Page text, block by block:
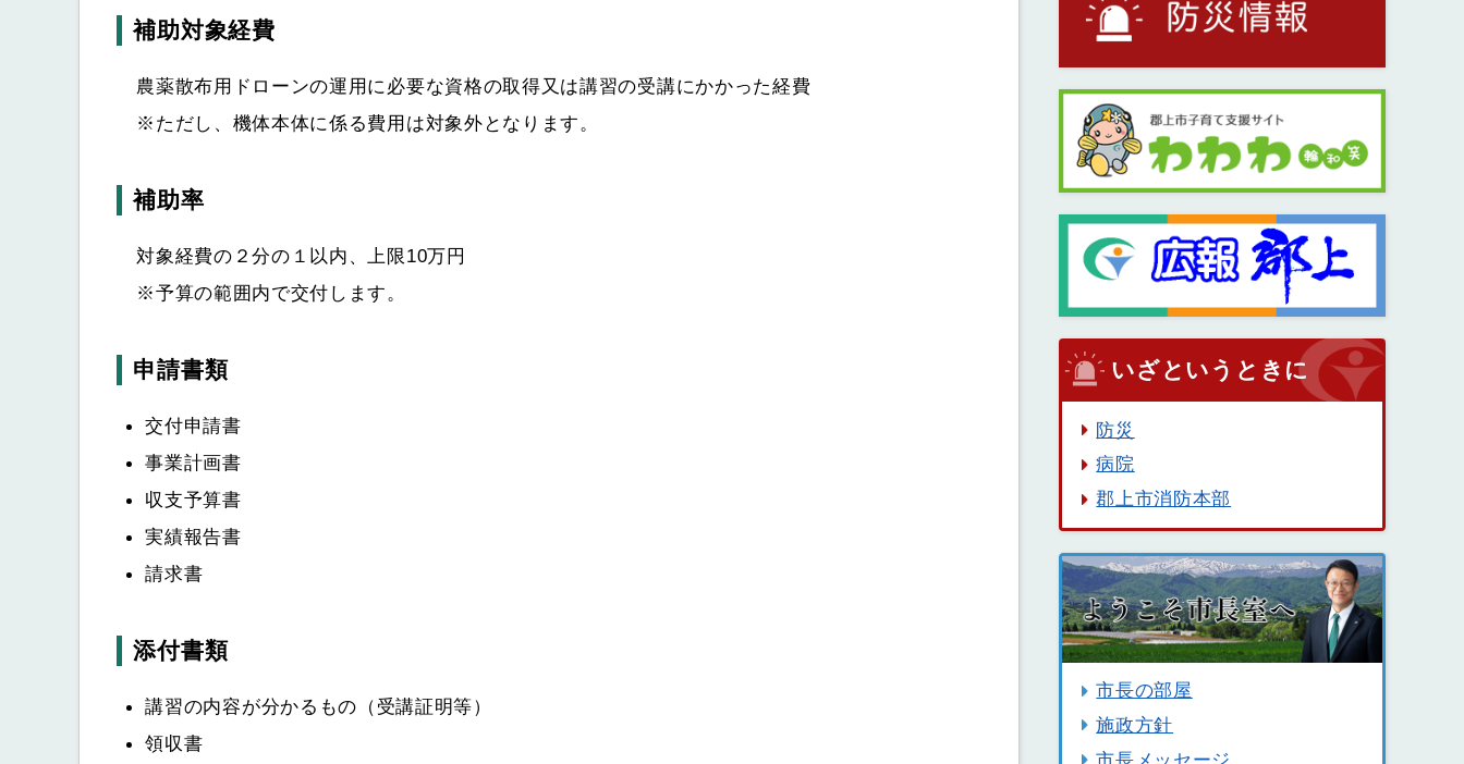
補助対象経費
農薬散布用ドローンの運用に必要な資格の取得又は講習の受講にかかった経費
※ただし、機体本体に係る費用は対象外となります。
補助率
対象経費の２分の１以内、上限10万円
※予算の範囲内で交付します。
申請書類
交付申請書
事業計画書
収支予算書
実績報告書
請求書
添付書類
講習の内容が分かるもの（受講証明等）
領収書
いざというときに
防災
病院
郡上市消防本部
市長の部屋
施政方針
市長メッセージ